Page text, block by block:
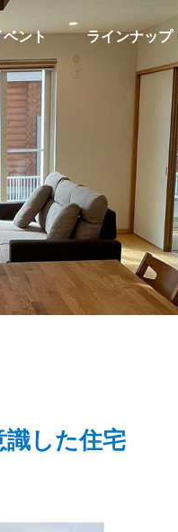
ベント ラインナップ
した住宅